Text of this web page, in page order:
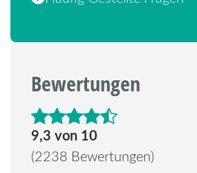
Bewertungen
4.6 von 5 Sternen
9,3 von 10
(2238 Bewertungen)